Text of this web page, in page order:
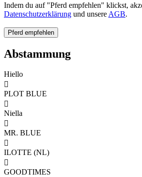
Indem du auf "Pferd empfehlen" klickst,
Datenschutzerklärung und unsere AGB.
Abstammung
Hiello

PLOT BLUE

Niella

MR. BLUE

ILOTTE (NL)

GOODTIMES